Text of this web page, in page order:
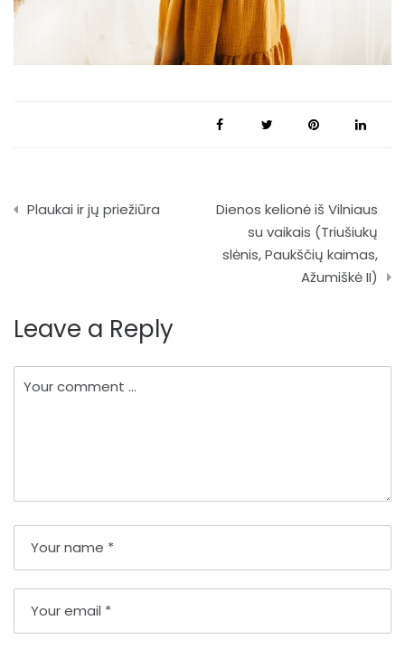
Navigacija
Plaukai ir jų priežiūra
Dienos kelionė iš Vilniaus
su vaikais (Triušiukų
slėnis, Paukščių kaimas,
Ažumiškė II)
Leave a Reply